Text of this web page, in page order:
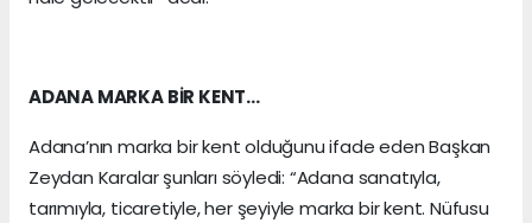
ADANA MARKA BİR KENT…
Adana’nın marka bir kent olduğunu ifade eden Başkan
Zeydan Karalar şunları söyledi: “Adana sanatıyla,
tarımıyla, ticaretiyle, her şeyiyle marka bir kent. Nüfusu